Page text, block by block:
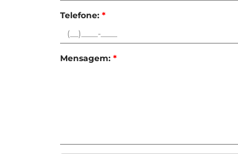
Telefone: *
Mensagem: *